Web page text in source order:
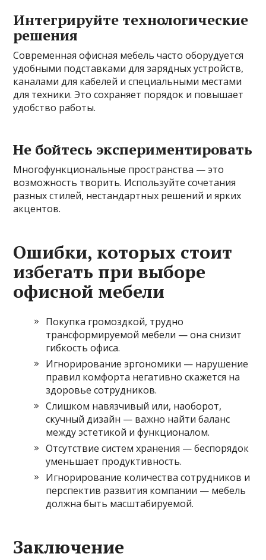
Интегрируйте технологические
решения
Современная офисная мебель часто оборудуется
удобными подставками для зарядных устройств,
каналами для кабелей и специальными местами
для техники. Это сохраняет порядок и повышает
удобство работы.
Не бойтесь экспериментировать
Многофункциональные пространства — это
возможность творить. Используйте сочетания
разных стилей, нестандартных решений и ярких
акцентов.
Ошибки, которых стоит
избегать при выборе
офисной мебели
Покупка громоздкой, трудно
трансформируемой мебели — она снизит
гибкость офиса.
Игнорирование эргономики — нарушение
правил комфорта негативно скажется на
здоровье сотрудников.
Слишком навязчивый или, наоборот,
скучный дизайн — важно найти баланс
между эстетикой и функционалом.
Отсутствие систем хранения — беспорядок
уменьшает продуктивность.
Игнорирование количества сотрудников и
перспектив развития компании — мебель
должна быть масштабируемой.
Заключение